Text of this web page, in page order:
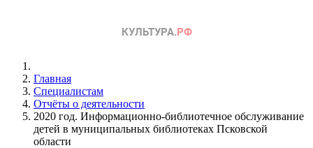
Главная
Специалистам
Отчёты о деятельности
2020 год. Информационно-библиотечное обслуживание
детей в муниципальных библиотеках Псковской
области